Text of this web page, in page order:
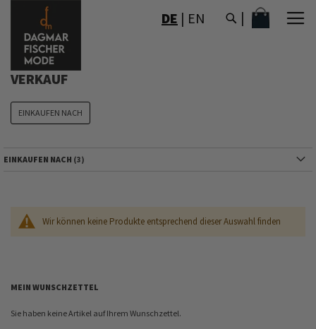
ZUM
DE | EN MEIN
VERKAUF
Wir können keine Produkte entsprechend dieser Auswahl finden
EINKAUFEN NACH
EINKAUFEN NACH
MEIN WUNSCHZETTEL
Sie haben keine Artikel auf Ihrem Wunschzettel.